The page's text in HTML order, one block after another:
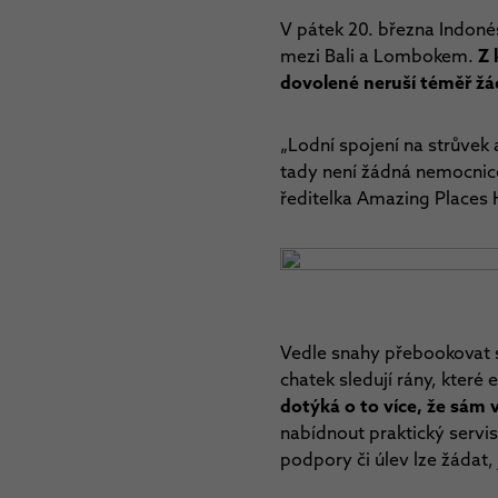
V pátek 20. března
mezi Bali a Lombokem. Z
dovolené neruší téměř
„Lodní spojení na
tady není žádná
ředitelka Amazing Places
Vedle snahy
chatek sledují rány, které
dotýká o to více, že sám
nabídnout praktický
podpory či úlev lze